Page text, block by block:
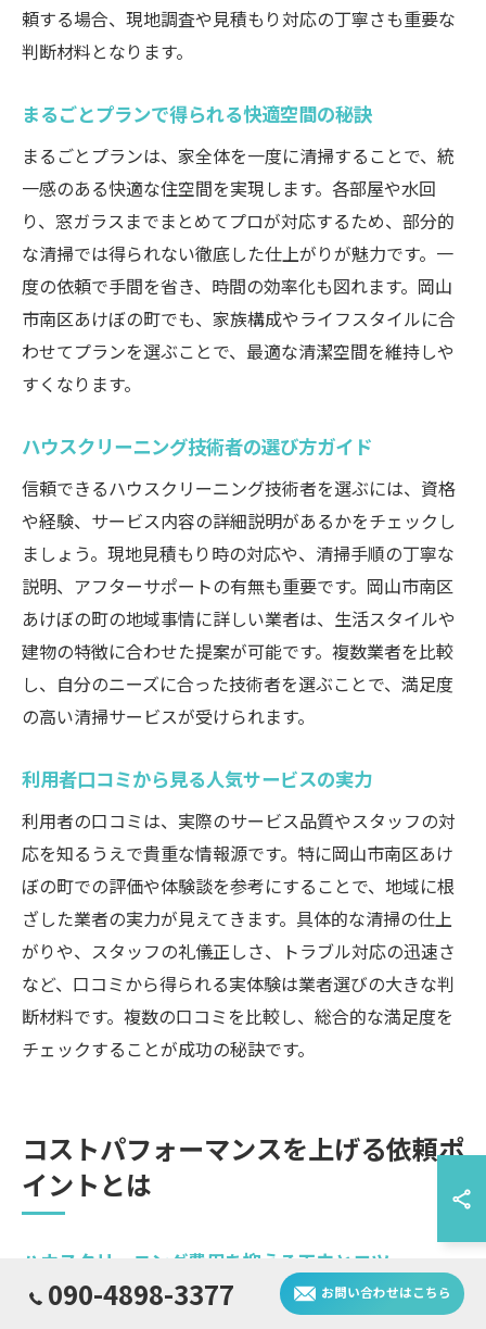
頼する場合、現地調査や見積もり対応の丁寧さも重要な
判断材料となります。
まるごとプランで得られる快適空間の秘訣
まるごとプランは、家全体を一度に清掃することで、統
一感のある快適な住空間を実現します。各部屋や水回
り、窓ガラスまでまとめてプロが対応するため、部分的
な清掃では得られない徹底した仕上がりが魅力です。一
度の依頼で手間を省き、時間の効率化も図れます。岡山
市南区あけぼの町でも、家族構成やライフスタイルに合
わせてプランを選ぶことで、最適な清潔空間を維持しや
すくなります。
ハウスクリーニング技術者の選び方ガイド
信頼できるハウスクリーニング技術者を選ぶには、資格
や経験、サービス内容の詳細説明があるかをチェックし
ましょう。現地見積もり時の対応や、清掃手順の丁寧な
説明、アフターサポートの有無も重要です。岡山市南区
あけぼの町の地域事情に詳しい業者は、生活スタイルや
建物の特徴に合わせた提案が可能です。複数業者を比較
し、自分のニーズに合った技術者を選ぶことで、満足度
の高い清掃サービスが受けられます。
利用者口コミから見る人気サービスの実力
利用者の口コミは、実際のサービス品質やスタッフの対
応を知るうえで貴重な情報源です。特に岡山市南区あけ
ぼの町での評価や体験談を参考にすることで、地域に根
ざした業者の実力が見えてきます。具体的な清掃の仕上
がりや、スタッフの礼儀正しさ、トラブル対応の迅速さ
など、口コミから得られる実体験は業者選びの大きな判
断材料です。複数の口コミを比較し、総合的な満足度を
チェックすることが成功の秘訣です。
コストパフォーマンスを上げる依頼ポ
イントとは
ハウスクリーニング費用を抑える工夫とコツ
ハウスクリーニング費用を抑えるためには、無駄なサー
090-4898-3377 お問い合わせはこちら